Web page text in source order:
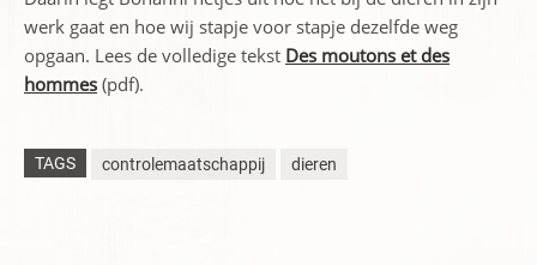
werk gaat en hoe wij stapje voor stapje dezelfde weg
opgaan. Lees de volledige tekst Des moutons et des
hommes (pdf).
TAGS controlemaatschappij dieren